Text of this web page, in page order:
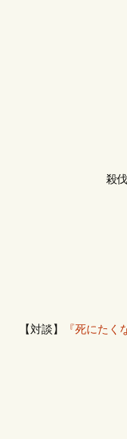
殺
【対談】
『死にた